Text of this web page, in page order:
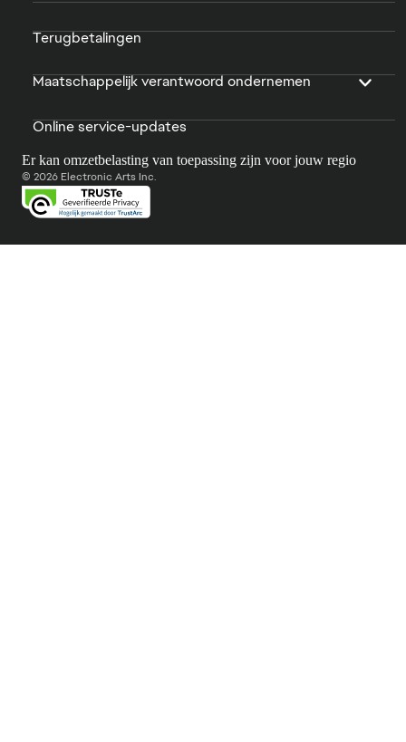
Terugbetalingen
Maatschappelijk verantwoord ondernemen
Online service-updates
Er kan omzetbelasting van toepassing zijn voor jouw regio
© 2026 Electronic Arts Inc.